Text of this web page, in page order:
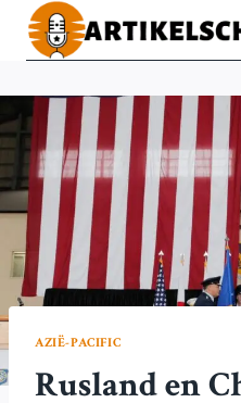
Doorgaan
naar
AZIË-PACIFIC
Rusland en